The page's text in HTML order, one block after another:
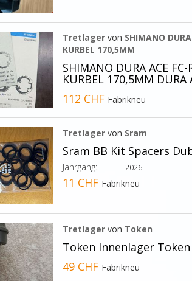
Tretlager von SHIMANO
KURBEL 170,5MM
SHIMANO DURA ACE
KURBEL 170,5MM DURA
112 CHF Fabrikneu
Tretlager von Sram
Sram BB Kit Spacers
Jahrgang: 2026
11 CHF Fabrikneu
Tretlager von Token
Token Innenlager
49 CHF Fabrikneu